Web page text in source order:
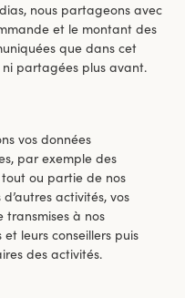
nous partageons avec
et le montant des
que dans cet
partagées plus avant.
vos données
par exemple des
tout ou partie de nos
activités, vos
transmises à nos
leurs conseillers puis
des activités.